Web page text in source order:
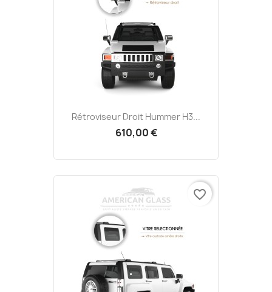
Rétroviseur Droit Hummer H3...
610,00 €
favorite_border